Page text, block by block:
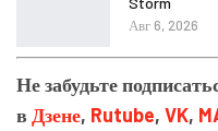
Авг 6, 2026
Не забудьте
в Дзене, Rutube, VK,